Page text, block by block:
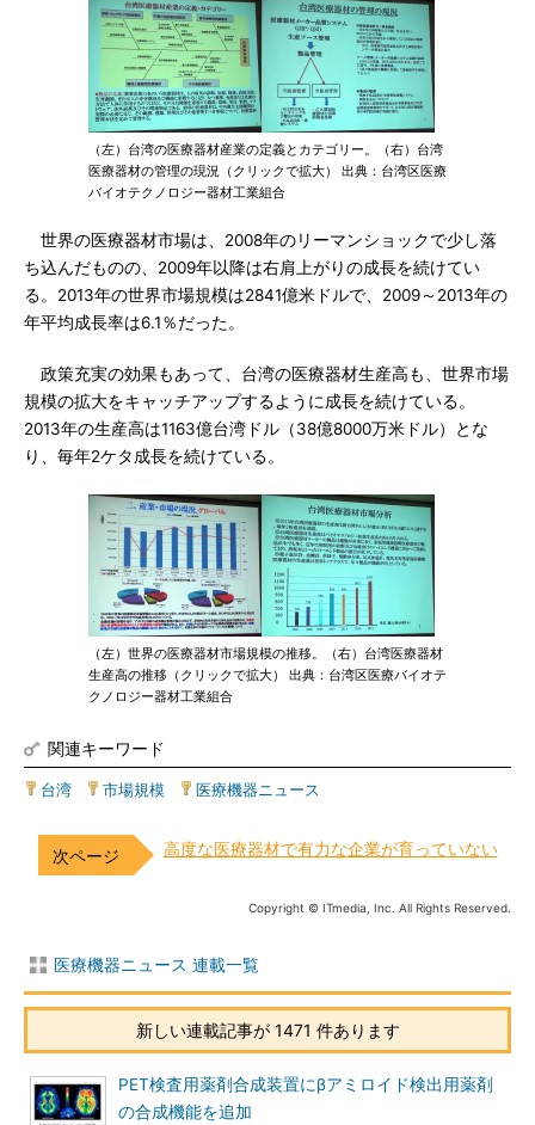
（左）台湾の医療器材産業の定義とカテゴリー。（右）台湾
医療器材の管理の現況（クリックで拡大） 出典：台湾区医療
バイオテクノロジー器材工業組合
世界の医療器材市場は、2008年のリーマンショックで少し落
ち込んだものの、2009年以降は右肩上がりの成長を続けてい
る。2013年の世界市場規模は2841億米ドルで、2009～2013年の
年平均成長率は6.1％だった。
政策充実の効果もあって、台湾の医療器材生産高も、世界市場
規模の拡大をキャッチアップするように成長を続けている。
2013年の生産高は1163億台湾ドル（38億8000万米ドル）とな
り、毎年2ケタ成長を続けている。
（左）世界の医療器材市場規模の推移。（右）台湾医療器材
生産高の推移（クリックで拡大） 出典：台湾区医療バイオテ
クノロジー器材工業組合
関連キーワード
台湾 市場規模 医療機器ニュース
高度な医療器材で有力な企業が育っていない
Copyright © ITmedia, Inc. All Rights Reserved.
医療機器ニュース 連載一覧
新しい連載記事が 1471 件あります
PET検査用薬剤合成装置にβアミロイド検出用薬剤
の合成機能を追加